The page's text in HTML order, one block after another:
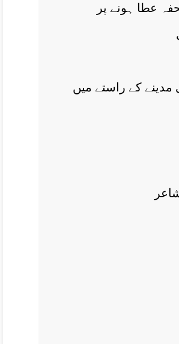
عطا ہونے پر
مدينے کے راستے ميں